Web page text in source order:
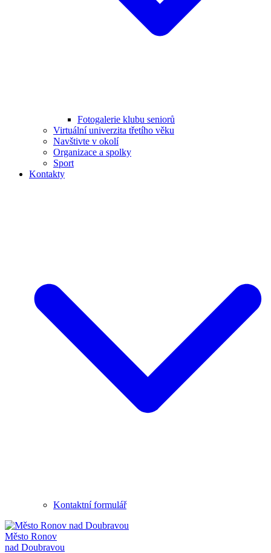
Fotogalerie klubu seniorů
Virtuální univerzita třetího věku
Navštivte v okolí
Organizace a spolky
Sport
Kontakty
Kontaktní formulář
Město Ronov
nad Doubravou